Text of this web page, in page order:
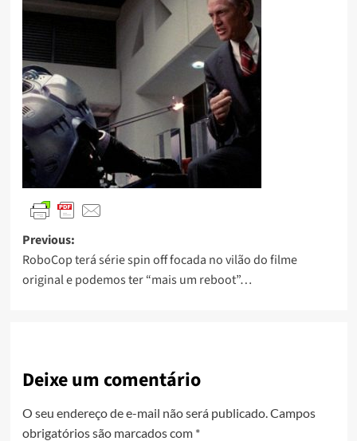
Previous:
RoboCop terá série spin off focada no vilão do filme
original e podemos ter “mais um reboot”…
Deixe um comentário
O seu endereço de e-mail não será publicado. Campos
obrigatórios são marcados com *